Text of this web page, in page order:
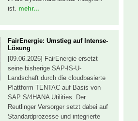
ist. mehr...
FairEnergie: Umstieg auf Intense-
Lösung
[09.06.2026] FairEnergie ersetzt
seine bisherige SAP-IS-U-
Landschaft durch die cloudbasierte
Plattform TENTAC auf Basis von
SAP S/4HANA Utilities. Der
Reutlinger Versorger setzt dabei auf
Standardprozesse und integrierte